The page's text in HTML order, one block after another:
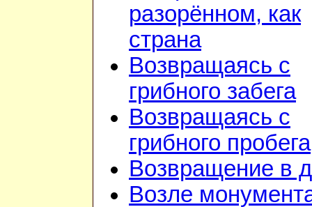
разорённом, как
страна
Возвращаясь с
грибного забега
Возвращаясь с
грибного пробега
Возвращение в
Возле